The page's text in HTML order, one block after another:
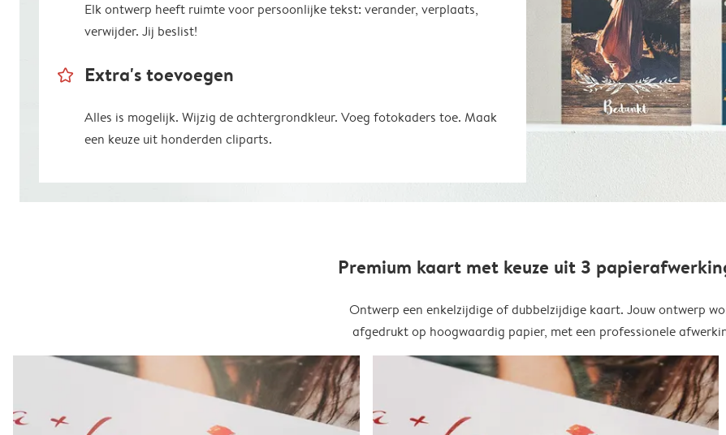
Elk ontwerp heeft ruimte voor persoonlijke tekst: verander, verplaats,
verwijder. Jij beslist!
star_outline Extra's toevoegen
Alles is mogelijk. Wijzig de achtergrondkleur. Voeg fotokaders toe. Maak
een keuze uit honderden cliparts.
Premium kaart met keuze uit 3
Ontwerp een enkelzijdige of dubbelzijdige kaart. Jouw ontwerp
afgedrukt op hoogwaardig papier, met een professionele